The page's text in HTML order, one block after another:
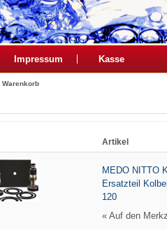
Impressum Kasse
Warenkorb
Artikel
MEDO NITTO
Ersatzteil
120
« Auf den